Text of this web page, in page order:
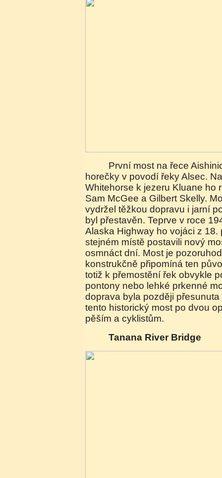
První most na řece Aishinic vznikl již za dob zlaté
horečky v povodí řeky Alsec.
Whitehorse k jezeru Kluane ho
Sam McGee a Gilbert Skelly.
vydržel těžkou dopravu i jarní
byl přestavěn. Teprve v roce
Alaska Highway ho vojáci z 18.
stejném místě postavili nový
osmnáct dní. Most je
konstrukčně připomíná ten
totiž k přemostění řek obvykle
pontony nebo lehké prkenné
doprava byla později
tento historický most po dvou
pěším a cyklistům.
Tanana River Bridge